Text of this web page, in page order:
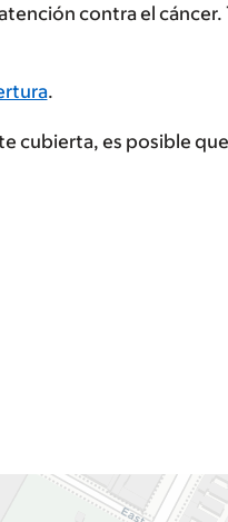
contra el
.
cubierta, es posible